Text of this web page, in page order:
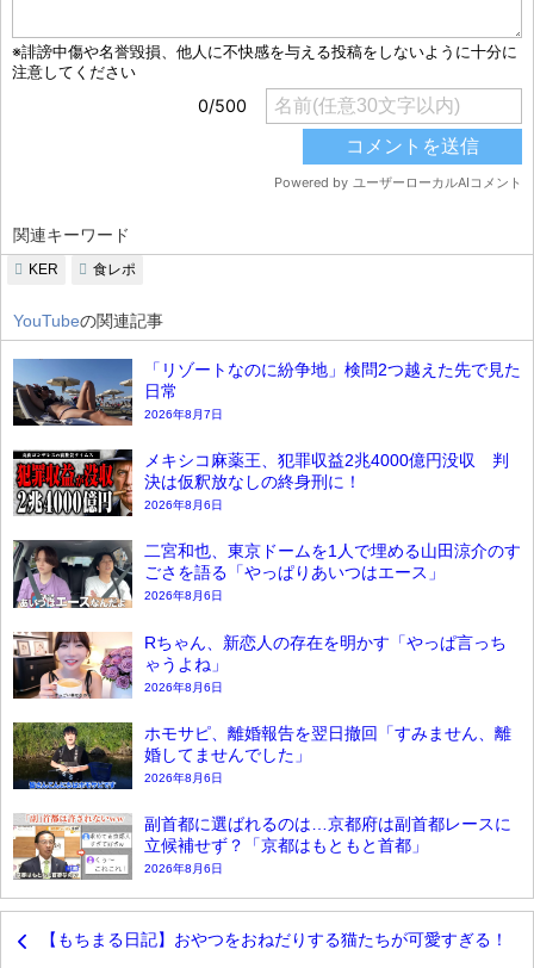
関連キーワード
KER 食レポ
YouTubeの関連記事
「リゾートなのに紛争地」検問2つ越えた先で見た
日常
2026年8月7日
メキシコ麻薬王、犯罪収益2兆4000億円没収 判
決は仮釈放なしの終身刑に！
2026年8月6日
二宮和也、東京ドームを1人で埋める山田涼介のす
ごさを語る「やっぱりあいつはエース」
2026年8月6日
Rちゃん、新恋人の存在を明かす「やっぱ言っち
ゃうよね」
2026年8月6日
ホモサピ、離婚報告を翌日撤回「すみません、離
婚してませんでした」
2026年8月6日
副首都に選ばれるのは…京都府は副首都レースに
立候補せず？「京都はもともと首都」
2026年8月6日
【もちまる日記】おやつをおねだりする猫たちが可愛すぎる！